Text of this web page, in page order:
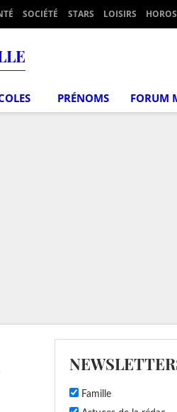
SOCIÉTÉ STARS LOISIRS
PRÉNOMS FORUM
Famille